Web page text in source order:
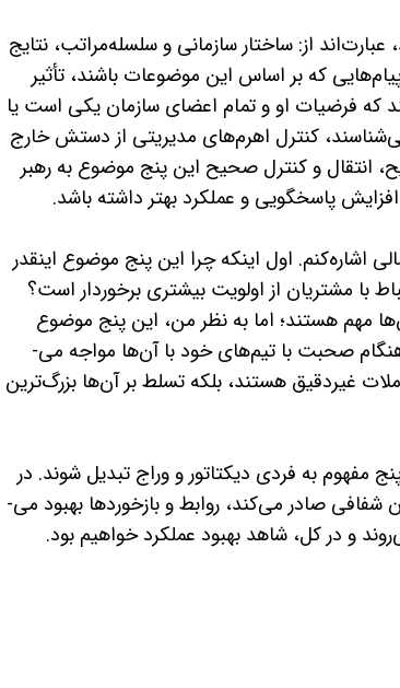
عبارت‌اند از: ساختار سازمانی و سلسله­‌مراتب، نتایج
که بر اساس این موضوعات باشند، تأثیر
که فرضیات او و تمام اعضای سازمان یکی است یا
کنترل اهرم‌­های مدیریتی از دستش خارج
و کنترل صحیح این پنج موضوع به رهبر
پاسخگویی و عملکرد بهتر داشته باشد.
اشاره‌کنم. اول اینکه چرا این پنج موضوع این­قدر
با مشتریان از اولویت بیشتری برخوردار است؟
مهم هستند؛ اما به نظر من، این پنج موضوع
صحبت با تیم­‌های خود با آن‌­ها مواجه می‌­
غیردقیق هستند، بلکه تسلط بر آن­‌ها­­ بزرگ­‌ترین
به فردی دیکتاتور و وراج تبدیل شوند. در
صادر می‌­کند، روابط و بازخوردها بهبود می‌­
و در کل، شاهد بهبود عملکرد خواهیم بود.